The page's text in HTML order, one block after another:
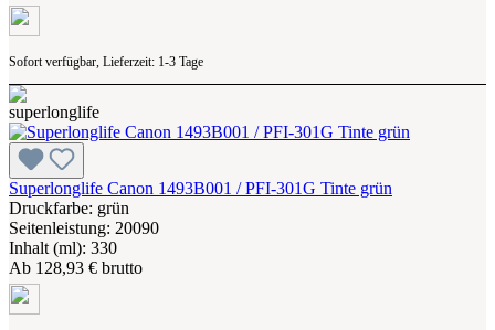
Sofort verfügbar, Lieferzeit: 1-3 Tage
Superlonglife Canon 1493B001 / PFI-301G Tinte grün
Druckfarbe: grün
Seitenleistung: 20090
Inhalt (ml): 330
Ab 128,93 € brutto